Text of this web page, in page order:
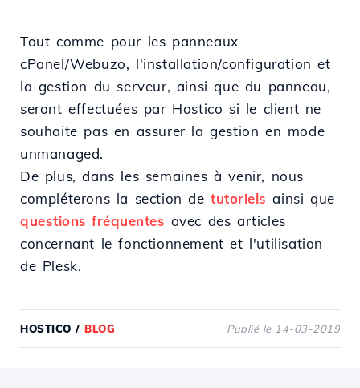
Tout comme pour les panneaux
cPanel/Webuzo, l'installation/configuration et
la gestion du serveur, ainsi que du panneau,
seront effectuées par Hostico si le client ne
souhaite pas en assurer la gestion en mode
unmanaged.
De plus, dans les semaines à venir, nous
compléterons la section detutoriels ainsi que
questions fréquentes avec des articles
concernant le fonctionnement et l'utilisation
de Plesk.
HOSTICO / BLOG Publié le 14-03-2019